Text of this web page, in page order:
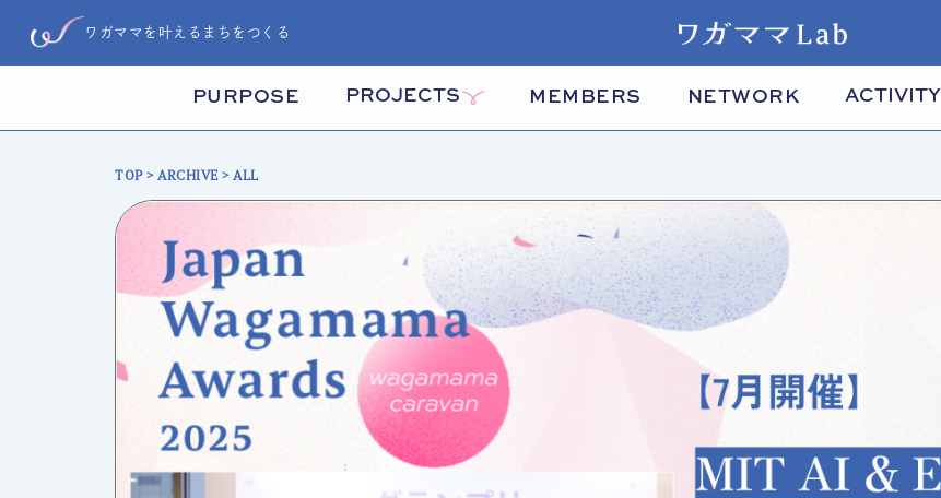
ワガママを叶えるまちをつくる
PURPOSE PROJECTS MEMBERS NETWORK ACTIVITY
TOP>ARCHIVE> ALL